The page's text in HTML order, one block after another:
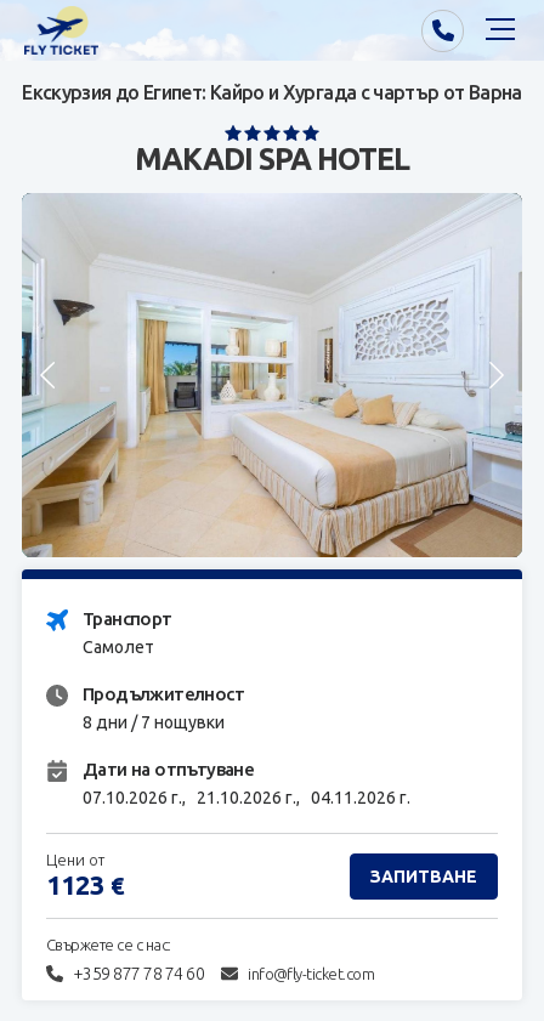
Почивки от Варна
Самолетни билети
Визи
Контакти
За нас
ЗАПИТВАНЕ
Екскурзия до Египет: Кайро и Хургада с чартър от Варна
MAKADI SPA HOTEL
Транспорт
Самолет
Продължителност
8 дни / 7 нощувки
Дати на отпътуване
07.10.2026 г., 21.10.2026 г., 04.11.2026 г.
Свържете се с нас:
+359 877 78 74 60 info@fly-ticket.com
Цени от
1123 € ЗАПИТВАНЕ